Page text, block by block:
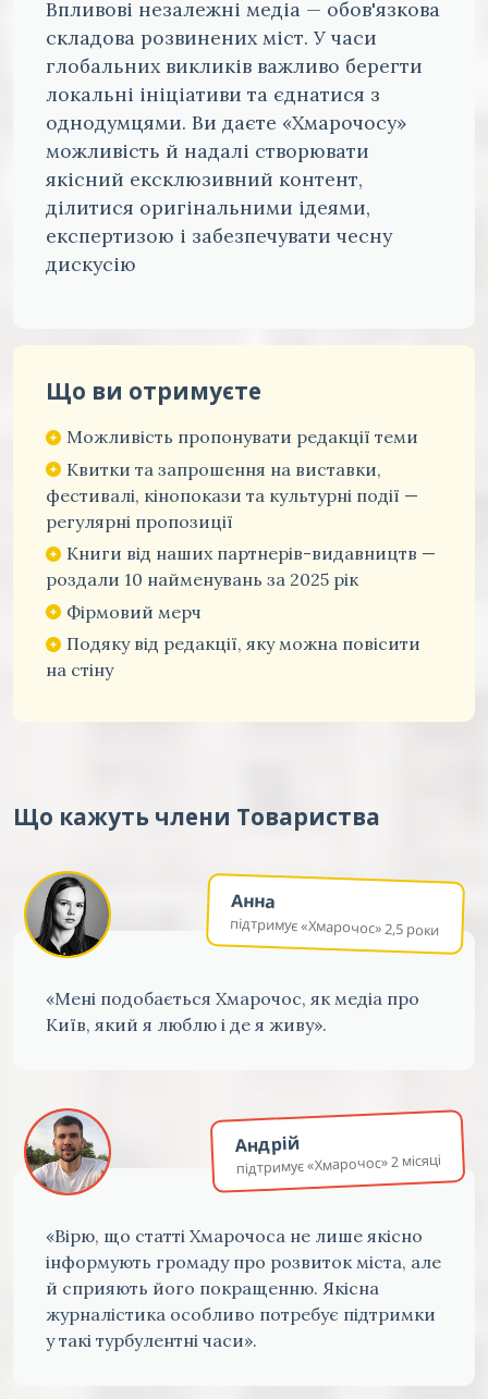
Впливові незалежні медіа — обов'язкова
складова розвинених міст. У часи
глобальних викликів важливо берегти
локальні ініціативи та єднатися з
однодумцями. Ви даєте «Хмарочосу»
можливість й надалі створювати
якісний ексклюзивний контент,
ділитися оригінальними ідеями,
експертизою і забезпечувати чесну
дискусію
Що ви отримуєте
Можливість пропонувати редакції теми
Квитки та запрошення на виставки,
фестивалі, кінопокази та культурні події —
регулярні пропозиції
Книги від наших партнерів-видавництв —
роздали 10 найменувань за 2025 рік
Фірмовий мерч
Подяку від редакції, яку можна повісити
на стіну
Що кажуть члени Товариства
Анна
підтримує «Хмарочос» 2,5 роки
«Мені подобається Хмарочос, як медіа про
Київ, який я люблю і де я живу».
Андрій
підтримує «Хмарочос» 2 місяці
«Вірю, що статті Хмарочоса не лише якісно
інформують громаду про розвиток міста, але
й сприяють його покращенню. Якісна
журналістика особливо потребує підтримки
у такі турбулентні часи».